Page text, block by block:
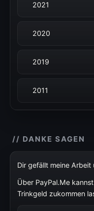
2021
2020
2019
2011
// DANKE SAGEN
Dir gefällt meine
Über PayPal.Me
Trinkgeld zukommen